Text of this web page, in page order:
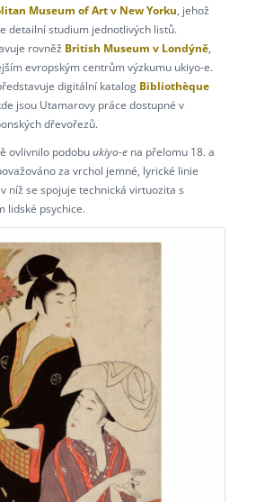
Museum of Art v New Yorku, jehož
detailní studium jednotlivých listů.
rovněž British Museum v Londýně,
evropským centrům výzkumu ukiyo-e.
digitální katalog Bibliothèque
jsou Utamarovy práce dostupné v
dřevořezů.
ovlivnilo podobuukiyo-ena přelomu 18. a
za vrchol jemné, lyrické linie
níž se spojuje technická virtuozita s
lidské psychice.